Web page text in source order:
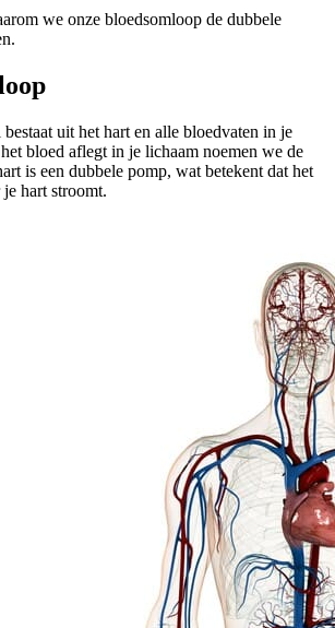
we onze bloedsomloop de dubbele
uit het hart en alle bloedvaten in je
bloed aflegt in je lichaam noemen we de
is een dubbele pomp, wat betekent dat het
hart stroomt.